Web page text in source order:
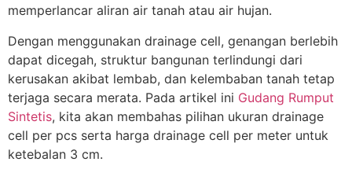
memperlancar aliran air tanah atau air hujan.
Dengan menggunakan drainage cell, genangan berlebih
dapat dicegah, struktur bangunan terlindungi dari
kerusakan akibat lembab, dan kelembaban tanah tetap
terjaga secara merata. Pada artikel ini Gudang Rumput
Sintetis, kita akan membahas pilihan ukuran drainage
cell per pcs serta harga drainage cell per meter untuk
ketebalan 3 cm.